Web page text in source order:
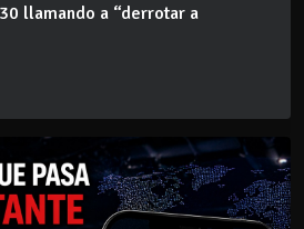
llamando a “derrotar a